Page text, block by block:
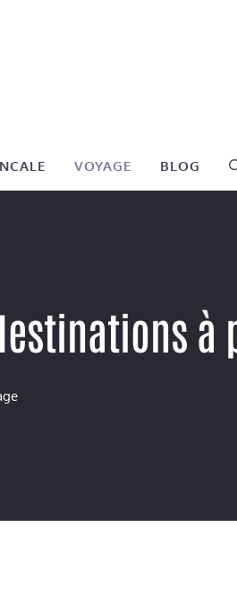
VOYAGE BLOG
à